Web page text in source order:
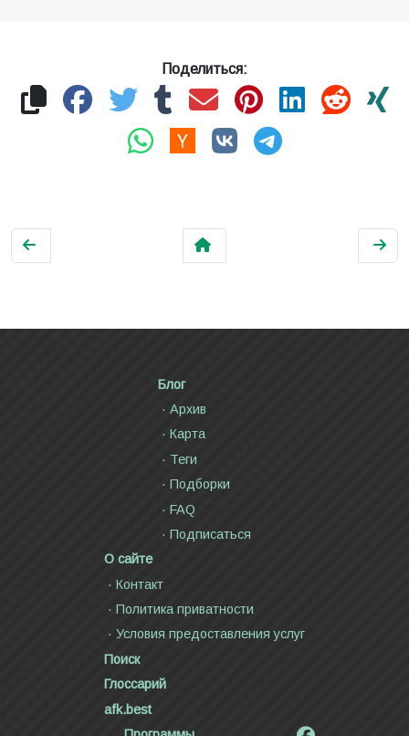
Поделиться:
Блог
Архив
Карта
Теги
Подборки
FAQ
Подписаться
О сайте
Контакт
Политика приватности
Условия предоставления услуг
Поиск
Глоссарий
afk.best